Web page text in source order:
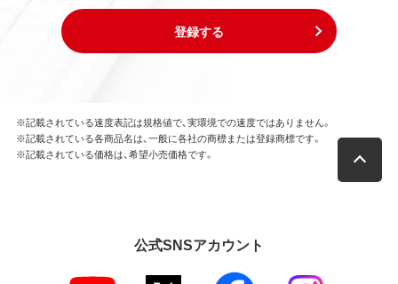
登録する
※記載されている速度表記は規格値で、実環境での速度ではありません。
※記載されている各商品名は、一般に各社の商標または登録商標です。
※記載されている価格は、希望小売価格です。
公式SNSアカウント